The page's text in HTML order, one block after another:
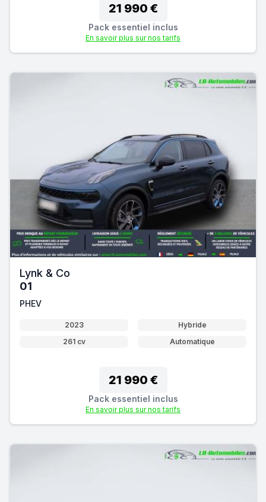
21 990 €
Pack essentiel inclus
En savoir plus sur nos tarifs
Lynk & Co
01
PHEV
2023
Hybride
261 cv
Automatique
21 990 €
Pack essentiel inclus
En savoir plus sur nos tarifs